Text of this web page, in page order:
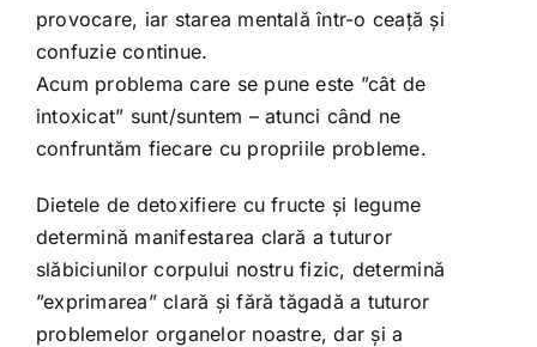
provocare, iar starea mentală într-o ceață și
confuzie continue.
Acum problema care se pune este ”cât de
intoxicat” sunt/suntem – atunci când ne
confruntăm fiecare cu propriile probleme.
Dietele de detoxifiere cu fructe și legume
determină manifestarea clară a tuturor
slăbiciunilor corpului nostru fizic, determină
”exprimarea” clară și fără tăgadă a tuturor
problemelor organelor noastre, dar și a